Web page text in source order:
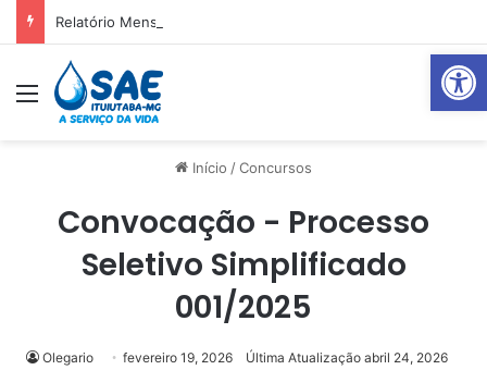
Abrir
Relatório Mensal Janeiro – Qualidade da Água Tratada
Menu
Início /Concursos
Convocação - Processo
Seletivo Simplificado
001/2025
Olegario fevereiro 19, 2026 Última Atualização abril 24, 2026